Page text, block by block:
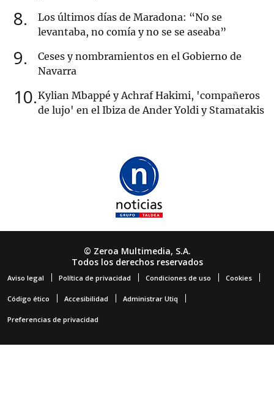
8
Los últimos días de Maradona: “No se
levantaba, no comía y no se se aseaba”
9
Ceses y nombramientos en el Gobierno de
Navarra
10 Kylian Mbappé y Achraf Hakimi, 'compañeros
de lujo' en el Ibiza de Ander Yoldi y Stamatakis
© Zeroa Multimedia, S.A.
Todos los derechos reservados
Aviso legal Política de privacidad Condiciones de uso Cookies
Código ético Accesibilidad Administrar Utiq
Preferencias de privacidad